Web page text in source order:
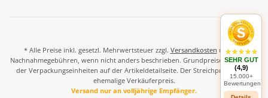
* Alle Preise inkl. gesetzl. Mehrwertsteuer zzgl. Versandkosten und ggf.
Nachnahmegebühren, wenn nicht anders beschrieben. Grundpreise und Preise
der Verpackungseinheiten auf der Artikeldetailseite. Der Streichpreis ist der
ehemalige Verkäuferpreis.
Versand nur an volljährige Empfänger.
SEHR GUT
(4,9)
15.000+
Bewertungen